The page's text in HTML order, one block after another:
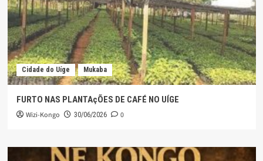
Cidade do Uíge Mukaba
FURTO NAS PLANTAçÕES DE CAFÉ NO UÍGE
Wizi-Kongo 30/06/2026 0